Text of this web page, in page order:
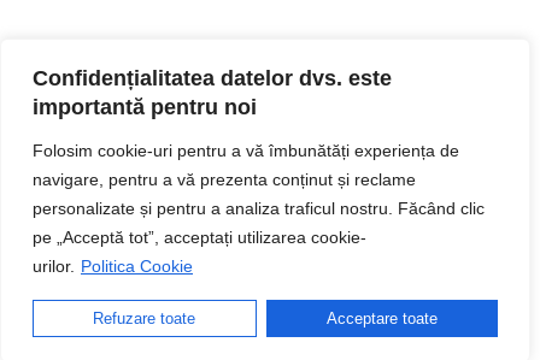
Confidențialitatea datelor dvs. este
importantă pentru noi
Folosim cookie-uri pentru a vă îmbunătăți experiența de
navigare, pentru a vă prezenta conținut și reclame
personalizate și pentru a analiza traficul nostru. Făcând clic
pe „Acceptă tot”, acceptați utilizarea cookie-
urilor. Politica Cookie
Refuzare toate Acceptare toate